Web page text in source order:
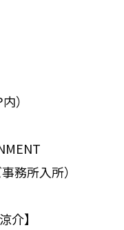
）
務所入所）
介】